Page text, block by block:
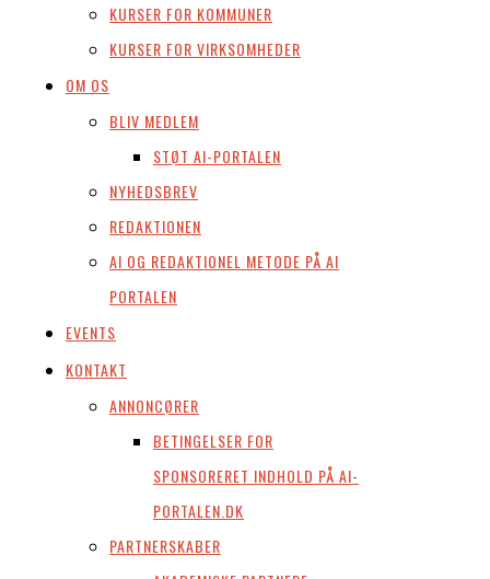
KURSER FOR KOMMUNER
KURSER FOR VIRKSOMHEDER
OM OS
BLIV MEDLEM
STØT AI-PORTALEN
NYHEDSBREV
REDAKTIONEN
AI OG REDAKTIONEL METODE PÅ AI
PORTALEN
EVENTS
KONTAKT
ANNONCØRER
BETINGELSER FOR
SPONSORERET INDHOLD PÅ AI-
PORTALEN.DK
PARTNERSKABER